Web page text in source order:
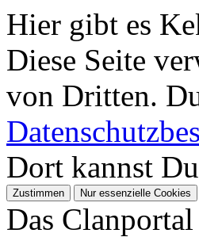
Hier gibt es
Diese Seite
von Dritten.
Dort kannst
Das